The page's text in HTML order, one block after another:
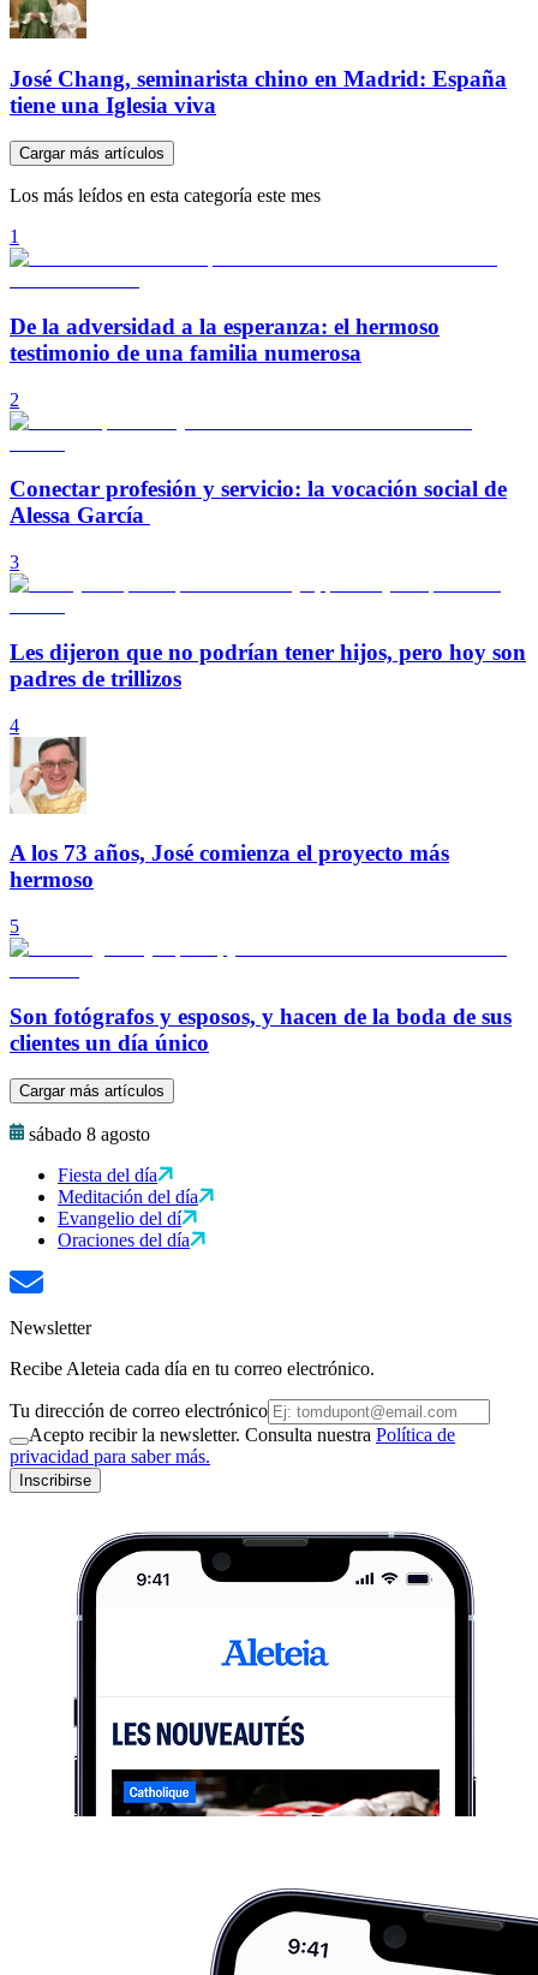
José Chang, seminarista chino en Madrid: España
tiene una Iglesia viva
Cargar más artículos
Los más leídos en esta categoría este mes
1
De la adversidad a la esperanza: el hermoso
testimonio de una familia numerosa
2
Conectar profesión y servicio: la vocación social de
Alessa García
3
Les dijeron que no podrían tener hijos, pero hoy son
padres de trillizos
4
A los 73 años, José comienza el proyecto más
hermoso
5
Son fotógrafos y esposos, y hacen de la boda de sus
clientes un día único
Cargar más artículos
sábado 8 agosto
Fiesta del día
Meditación del día
Evangelio del dí
Oraciones del día
Newsletter
Recibe Aleteia cada día en tu correo electrónico.
Tu dirección de correo electrónico
Acepto recibir la newsletter. Consulta nuestra Política de
privacidad para saber más.
Inscribirse